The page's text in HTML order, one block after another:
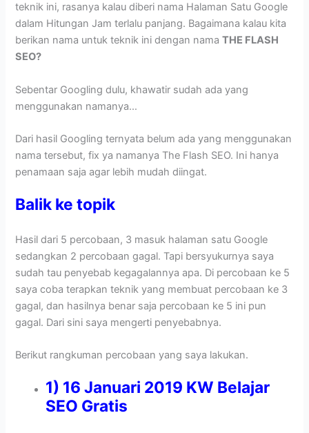
teknik ini, rasanya kalau diberi nama Halaman Satu Google
dalam Hitungan Jam terlalu panjang. Bagaimana kalau kita
berikan nama untuk teknik ini dengan namaTHE FLASH
SEO?
Sebentar Googling dulu, khawatir sudah ada yang
menggunakan namanya…
Dari hasil Googling ternyata belum ada yang menggunakan
nama tersebut, fix ya namanya The Flash SEO. Ini hanya
penamaan saja agar lebih mudah diingat.
Balik ke topik
Hasil dari 5 percobaan, 3 masuk halaman satu Google
sedangkan 2 percobaan gagal. Tapi bersyukurnya saya
sudah tau penyebab kegagalannya apa. Di percobaan ke 5
saya coba terapkan teknik yang membuat percobaan ke 3
gagal, dan hasilnya benar saja percobaan ke 5 ini pun
gagal. Dari sini saya mengerti penyebabnya.
Berikut rangkuman percobaan yang saya lakukan.
1) 16 Januari 2019 KW Belajar
SEO Gratis